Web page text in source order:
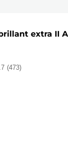
extra II
(473)